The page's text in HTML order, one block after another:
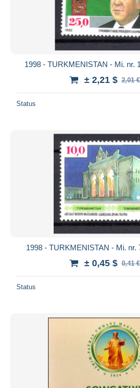
1998 - TURKMENISTAN - Mi. nr.
± 2,21 $ 2,01 €
Status
1998 - TURKMENISTAN - Mi. nr.
± 0,45 $ 0,41 €
Status